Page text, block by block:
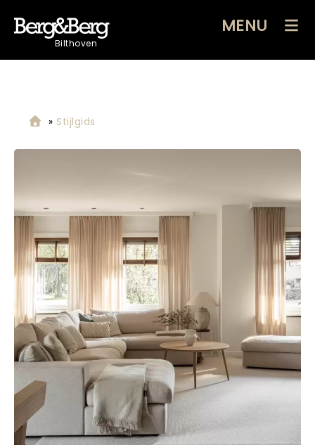
Bilthoven
MENU
» Stijlgids